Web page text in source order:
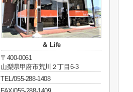
＆ Life
〒400-0061
山梨県甲府市荒川２丁目6-3
TEL/055-288-1408